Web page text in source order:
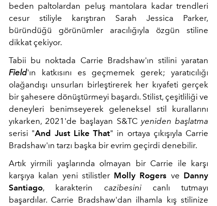
beden paltolardan peluş mantolara kadar trendleri
cesur stiliyle karıştıran Sarah Jessica Parker,
büründüğü görünümler aracılığıyla özgün stiline
dikkat çekiyor.
Tabii bu noktada Carrie Bradshaw'ın stilini yaratan
Field'ın katkısını es geçmemek gerek; yaratıcılığı
olağandışı unsurları birleştirerek her kıyafeti gerçek
bir şahesere dönüştürmeyi başardı. Stilist, çeşitliliği ve
deneyleri benimseyerek geleneksel stil kurallarını
yıkarken, 2021'de başlayan S&TC yeniden başlatma
serisi "And Just Like That" in ortaya çıkışıyla Carrie
Bradshaw'ın tarzı başka bir evrim geçirdi denebilir.
Artık yirmili yaşlarında olmayan bir Carrie ile karşı
karşıya kalan yeni stilistler Molly Rogers ve Danny
Santiago, karakterin cazibesinicanlı tutmayı
başardılar. Carrie Bradshaw'dan ilhamla kış stilinize